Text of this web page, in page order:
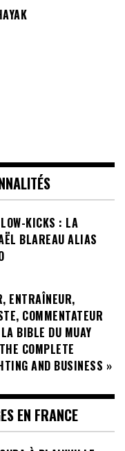
KICKS : LA
BLAREAU ALIAS
ENTRAÎNEUR,
COMMENTATEUR
BIBLE DU MUAY
COMPLETE
AND BUSINESS »
EN FRANCE